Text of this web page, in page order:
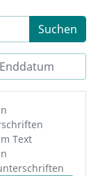
Suchen
Text